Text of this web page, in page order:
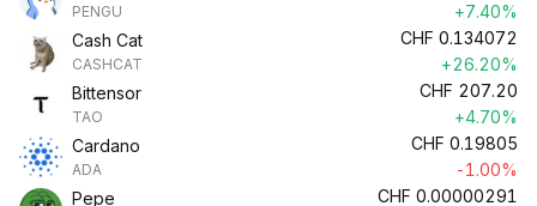
PENGU
+7.40%
Cash Cat
CASHCAT
CHF 0.134072
+26.20%
Bittensor
TAO
CHF 207.20
+4.70%
Cardano
ADA
CHF 0.19805
-1.00%
Pepe
CHF 0.00000291